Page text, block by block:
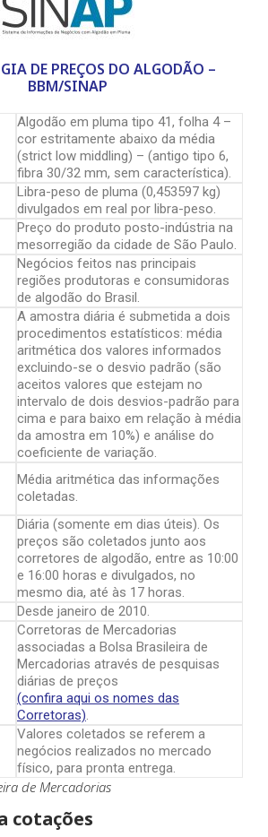
DE PREÇOS DO ALGODÃO –
BBM/SINAP
Algodão em pluma tipo 41, folha 4 –
cor estritamente abaixo da média
(strict low middling) – (antigo tipo 6,
fibra 30/32 mm, sem característica).
Libra-peso de pluma (0,453597 kg)
divulgados em real por libra-peso.
Preço do produto posto-indústria na
mesorregião da cidade de São Paulo.
Negócios feitos nas principais
regiões produtoras e consumidoras
de algodão do Brasil.
A amostra diária é submetida a dois
procedimentos estatísticos: média
aritmética dos valores informados
excluindo-se o desvio padrão (são
aceitos valores que estejam no
intervalo de dois desvios-padrão para
cima e para baixo em relação à média
da amostra em 10%) e análise do
coeficiente de variação.
Média aritmética das informações
coletadas.
Diária (somente em dias úteis). Os
preços são coletados junto aos
corretores de algodão, entre as 10:00
e 16:00 horas e divulgados, no
mesmo dia, até às 17 horas.
Desde janeiro de 2010.
Corretoras de Mercadorias
associadas a Bolsa Brasileira de
Mercadorias através de pesquisas
diárias de preços
(confira aqui os nomes das
Corretoras).
Valores coletados se referem a
negócios realizados no mercado
físico, para pronta entrega.
de Mercadorias
cotações